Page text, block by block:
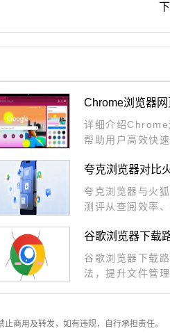
Chrome浏览器
详细介绍Chrome
帮助用户高效快
夸克浏览器对比
夸克浏览器与火
测评从查阅效率
谷歌浏览器下载
谷歌浏览器下载
法，提升文件管
商用及转发，如有违规，自行承担责任。